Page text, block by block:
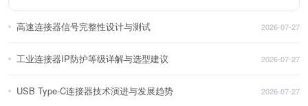
高速连接器信号完整性设计与测试 2026-07-27
工业连接器IP防护等级详解与选型建议 2026-07-27
USB Type-C连接器技术演进与发展趋势 2026-07-27